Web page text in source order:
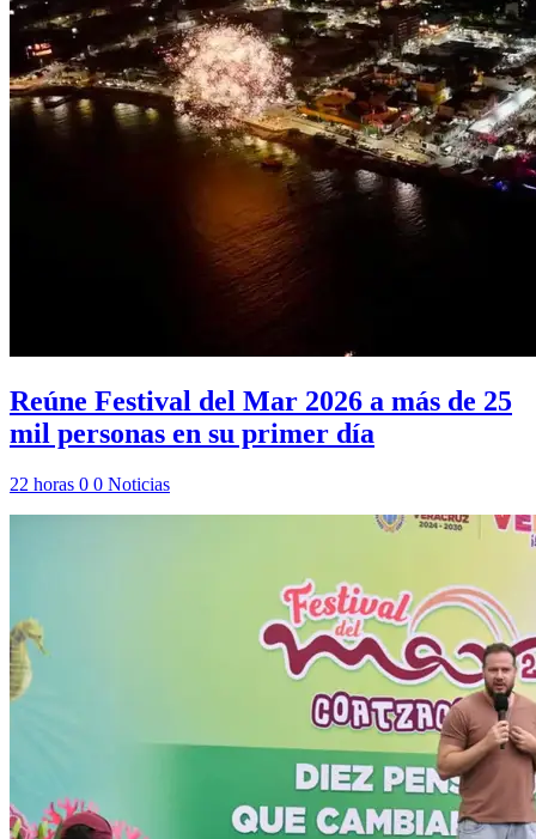
Reúne Festival del Mar 2026 a más de 25
mil personas en su primer día
22 horas 0 0 Noticias